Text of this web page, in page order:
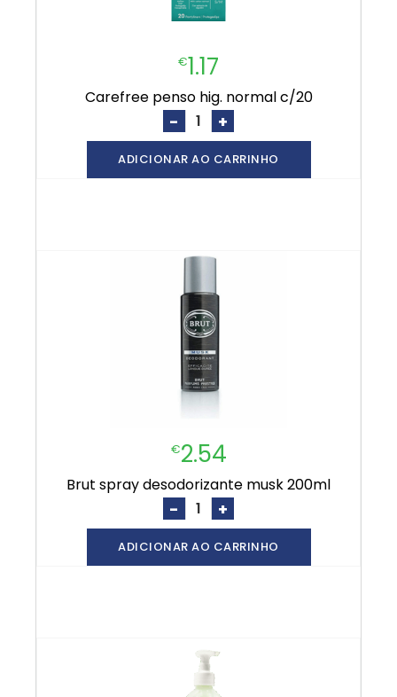
€1.17
carefree penso hig. normal c/20
- +
ADICIONAR AO CARRINHO
€2.54
brut spray desodorizante musk 200ml
- +
ADICIONAR AO CARRINHO